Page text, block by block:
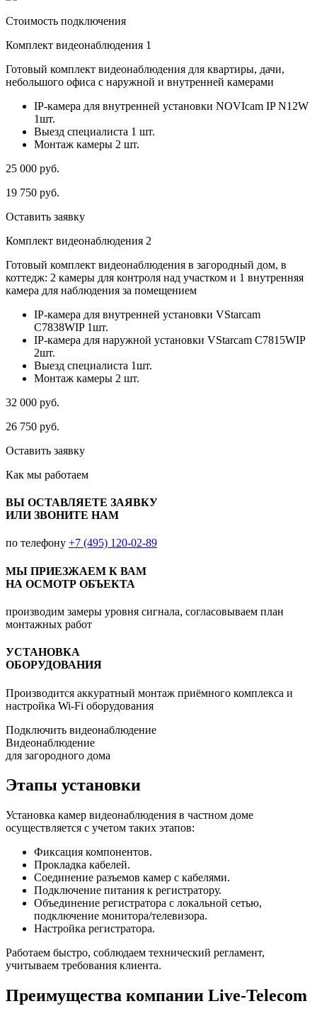
Стоимость подключения
Комплект видеонаблюдения 1
Готовый комплект видеонаблюдения для квартиры, дачи,
небольшого офиса с наружной и внутренней камерами
IP-камера для внутренней установки NOVIcam IP N12W
1шт.
Выезд специалиста 1 шт.
Монтаж камеры 2 шт.
25 000 руб.
19 750 руб.
Оставить заявку
Комплект видеонаблюдения 2
Готовый комплект видеонаблюдения в загородный дом, в
коттедж: 2 камеры для контроля над участком и 1 внутренняя
камера для наблюдения за помещением
IP-камера для внутренней установки VStarcam
C7838WIP 1шт.
IP-камера для наружной установки VStarcam C7815WIP
2шт.
Выезд специалиста 1шт.
Монтаж камеры 2 шт.
32 000 руб.
26 750 руб.
Оставить заявку
Как мы работаем
ВЫ ОСТАВЛЯЕТЕ ЗАЯВКУ
ИЛИ ЗВОНИТЕ НАМ
по телефону +7 (495) 120-02-89
МЫ ПРИЕЗЖАЕМ К ВАМ
НА ОСМОТР ОБЪЕКТА
производим замеры уровня сигнала, согласовываем план
монтажных работ
УСТАНОВКА
ОБОРУДОВАНИЯ
Производится аккуратный монтаж приёмного комплекса и
настройка Wi-Fi оборудования
Подключить видеонаблюдение
Видеонаблюдение
для загородного дома
Этапы установки
Установка камер видеонаблюдения в частном доме
осуществляется с учетом таких этапов:
Фиксация компонентов.
Прокладка кабелей.
Соединение разъемов камер с кабелями.
Подключение питания к регистратору.
Объединение регистратора с локальной сетью,
подключение монитора/телевизора.
Настройка регистратора.
Работаем быстро, соблюдаем технический регламент,
учитываем требования клиента.
Преимущества компании Live-Telecom